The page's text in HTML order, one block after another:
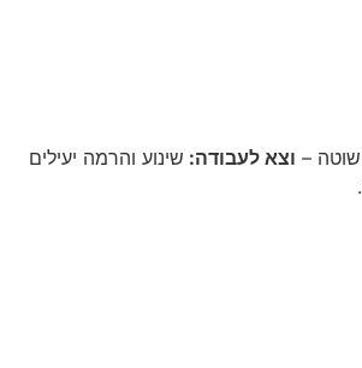
– וצא לעבודה: שינוע והרמה יעילים